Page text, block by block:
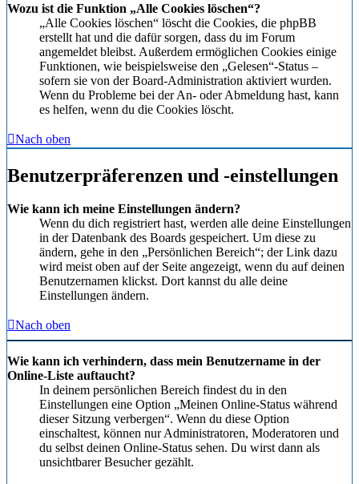
Wozu ist die Funktion „Alle Cookies löschen“?
„Alle Cookies löschen“ löscht die Cookies, die phpBB
erstellt hat und die dafür sorgen, dass du im Forum
angemeldet bleibst. Außerdem ermöglichen Cookies einige
Funktionen, wie beispielsweise den „Gelesen“-Status –
sofern sie von der Board-Administration aktiviert wurden.
Wenn du Probleme bei der An- oder Abmeldung hast, kann
es helfen, wenn du die Cookies löscht.
Nach oben
Benutzerpräferenzen und -einstellungen
Wie kann ich meine Einstellungen ändern?
Wenn du dich registriert hast, werden alle deine Einstellungen
in der Datenbank des Boards gespeichert. Um diese zu
ändern, gehe in den „Persönlichen Bereich“; der Link dazu
wird meist oben auf der Seite angezeigt, wenn du auf deinen
Benutzernamen klickst. Dort kannst du alle deine
Einstellungen ändern.
Nach oben
Wie kann ich verhindern, dass mein Benutzername in der
Online-Liste auftaucht?
In deinem persönlichen Bereich findest du in den
Einstellungen eine Option „Meinen Online-Status während
dieser Sitzung verbergen“. Wenn du diese Option
einschaltest, können nur Administratoren, Moderatoren und
du selbst deinen Online-Status sehen. Du wirst dann als
unsichtbarer Besucher gezählt.